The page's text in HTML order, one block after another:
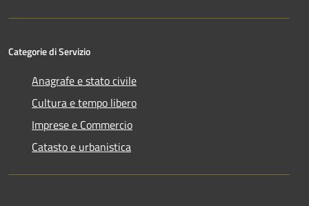
Categorie di Servizio
Anagrafe e stato civile
Cultura e tempo libero
Imprese e Commercio
Catasto e urbanistica